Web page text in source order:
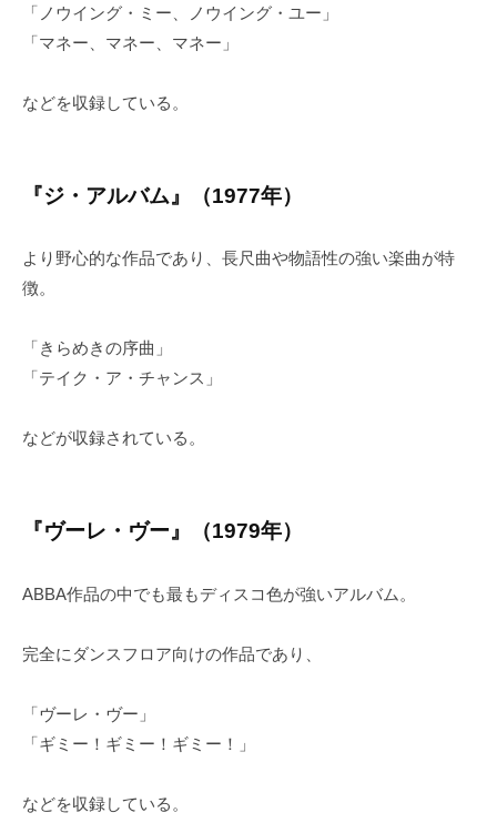
「ノウイング・ミー、ノウイング・ユー」
「マネー、マネー、マネー」
などを収録している。
『ジ・アルバム』（1977年）
より野心的な作品であり、長尺曲や物語性の強い楽曲が特
徴。
「きらめきの序曲」
「テイク・ア・チャンス」
などが収録されている。
『ヴーレ・ヴー』（1979年）
ABBA作品の中でも最もディスコ色が強いアルバム。
完全にダンスフロア向けの作品であり、
「ヴーレ・ヴー」
「ギミー！ギミー！ギミー！」
などを収録している。